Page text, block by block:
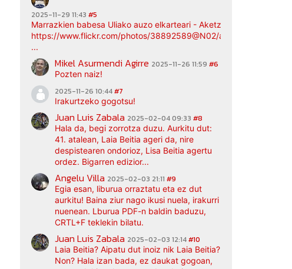
2025-11-29 11:43 #5
Marrazkien babesa Uliako auzo elkarteari - Aketz etxea (argazki
https://www.flickr.com/photos/38892589@N02/albums/
...
Mikel Asurmendi Agirre 2025-11-26 11:59 #6
Pozten naiz!
2025-11-26 10:44#7
Irakurtzeko gogotsu!
Juan Luis Zabala 2025-02-04 09:33 #8
Hala da, begi zorrotza duzu. Aurkitu dut:
41. atalean, Laia Beitia ageri da, nire
despistearen ondorioz, Lisa Beitia agertu
ordez. Bigarren edizior...
Angelu Villa 2025-02-03 21:11 #9
Egia esan, liburua orraztatu eta ez dut
aurkitu! Baina ziur nago ikusi nuela, irakurri
nuenean. Lburua PDF-n baldin baduzu,
CRTL+F teklekin bilatu.
Juan Luis Zabala 2025-02-03 12:14#10
Laia Beitia? Aipatu dut inoiz nik Laia Beitia?
Non? Hala izan bada, ez daukat gogoan,